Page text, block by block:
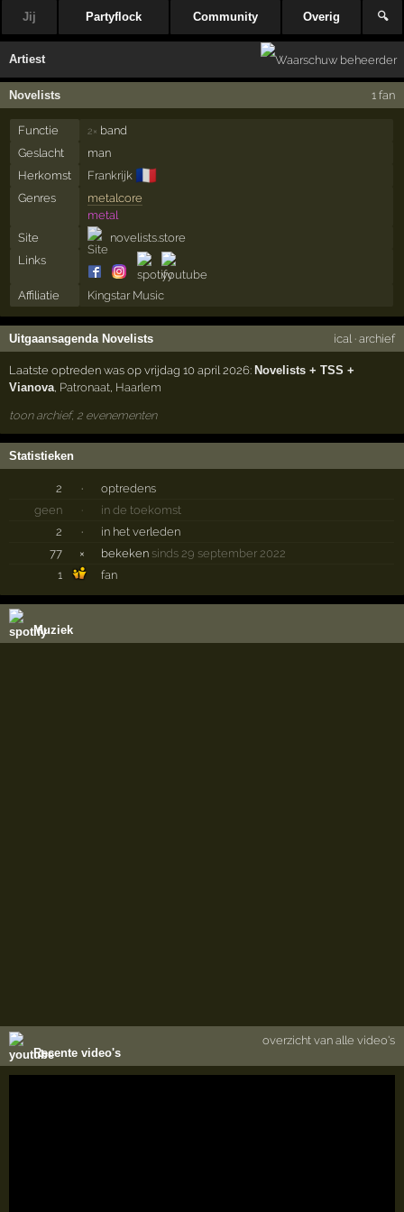
Jij Partyflock Community Overig 🔍
Artiest
Novelists 1 fan
Functie 2× band
Geslacht
man
Herkomst
Frankrijk 🇫🇷
Genres
metalcore
metal
Site
novelists.store
Links
Affiliatie Kingstar Music
Uitgaansagenda Novelists ical· archief
Laatste optreden was op vrijdag 10 april 2026:Novelists + TSS +
Vianova Patronaat Haarlem
toon archief, 2 evenementen
Statistieken
2 ·
optredens
geen
·
in de toekomst
2
·
in het verleden
77
× bekeken sinds 29 september 2022
1
fan
Muziek
Recente video's
overzicht van alle video's